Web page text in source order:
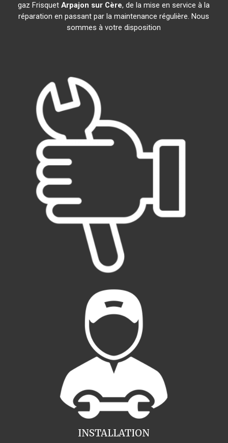
gaz FrisquetArpajon sur Cère, de la mise en service à la
réparation en passant par la maintenance régulière. Nous
sommes à votre disposition
INSTALLATION